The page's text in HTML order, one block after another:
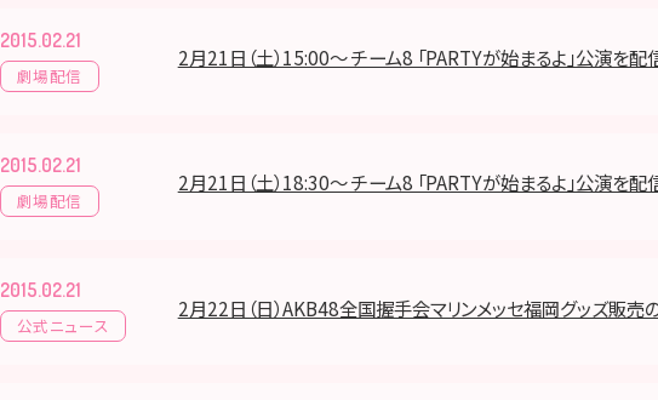
2015.02.21
劇場配信
2月21日（土）15:00～ チーム8 「PARTYが始まるよ」公演を配
2015.02.21
劇場配信
2月21日（土）18:30～ チーム8 「PARTYが始まるよ」公演を配
2015.02.21
公式ニュース
2月22日（日）AKB48全国握手会マリンメッセ福岡グッズ販売